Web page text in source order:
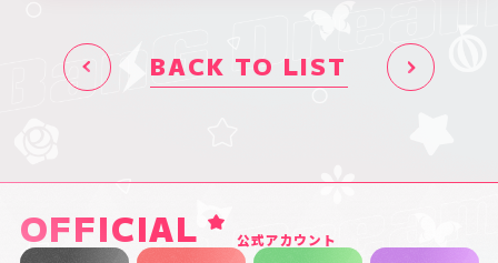
BACK TO LIST
OFFICIAL 公式アカウント